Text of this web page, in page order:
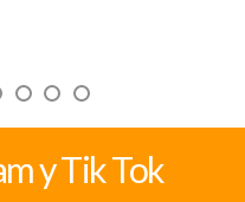
y Tik Tok